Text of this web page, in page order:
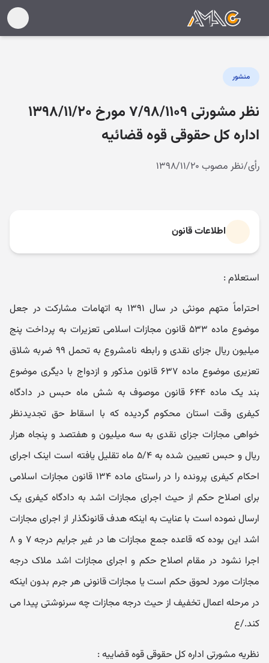
منشور
نظر مشورتی ۷/۹۸/۱۱۰۹ مورخ ۱۳۹۸/۱۱/۲۰
اداره کل حقوقی قوه قضائیه
رأی/نظر مصوب ۱۳۹۸/۱۱/۲۰
اطلاعات قانون
استعلام :
احتراماً متهم مونثی در سال ۱۳۹۱ به اتهامات مشارکت در جعل
موضوع ماده ۵۳۳ قانون مجازات اسلامی تعزیرات به پرداخت پنج
میلیون ریال جزای نقدی و رابطه نامشروع به تحمل ۹۹ ضربه شلاق
تعزیری موضوع ماده ۶۳۷ قانون مذکور و ازدواج با دیگری موضوع
بند یک ماده ۶۴۴ قانون موصوف به شش ماه حبس در دادگاه
کیفری وقت استان محکوم گردیده که با اسقاط حق تجدیدنظر
خواهی مجازات جزای نقدی به سه میلیون و هفتصد و پنجاه هزار
ریال و حبس تعیین شده به ۵/۴ ماه تقلیل یافته است اینک اجرای
احکام کیفری پرونده را در راستای ماده ۱۳۴ قانون مجازات اسلامی
برای اصلاح حکم از حیث اجرای مجازات اشد به دادگاه کیفری یک
ارسال نموده است با عنایت به اینکه هدف قانونگذار از اجرای مجازات
اشد این بوده که قاعده جمع مجازات ها در غیر جرایم درجه ۷ و ۸
اجرا نشود در مقام اصلاح حکم و اجرای مجازات اشد ملاک درجه
مجازات مورد لحوق حکم است یا مجازات قانونی هر جرم بدون اینکه
در مرحله اعمال تخفیف از حیث درجه مجازات چه سرنوشتی پیدا می
کند./ع
نظریه مشورتی اداره کل حقوقی قوه قضاییه :